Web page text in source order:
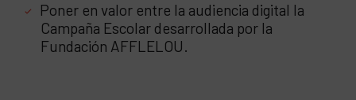
Poner en valor entre la audiencia digital la
Campaña Escolar desarrollada por la
Fundación AFFLELOU.